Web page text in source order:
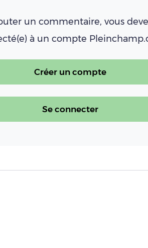
un commentaire, vous
à un compte
Créer un compte
Se connecter